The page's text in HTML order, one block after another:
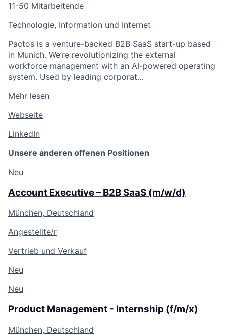
11-50 Mitarbeitende
Technologie, Information und Internet
Pactos is a venture-backed B2B SaaS start-up based
in Munich. We’re revolutionizing the external
workforce management with an AI-powered operating
system. Used by leading corporat…
Mehr lesen
Webseite
LinkedIn
Unsere anderen offenen Positionen
Neu
Account Executive – B2B SaaS (m/w/d)
München, Deutschland
Angestellte/r
Vertrieb und Verkauf
Neu
Neu
Product Management - Internship (f/m/x)
München, Deutschland